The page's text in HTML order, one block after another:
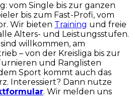
vom Single bis zur ganzen
bis zum Fast-Profi, vom
Wir bieten Training und freie
Alters- und Leistungsstufen.
willkommen, am
– von der Kreisliga bis zur
und Ranglisten
Sport kommt auch das
Interessiert? Dann nutze
. Wir melden uns